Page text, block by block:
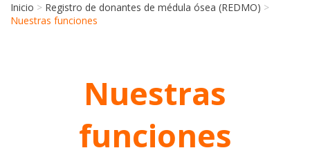
Inicio > Registro de donantes de médula ósea (REDMO) >
Nuestras funciones
Nuestras
funciones